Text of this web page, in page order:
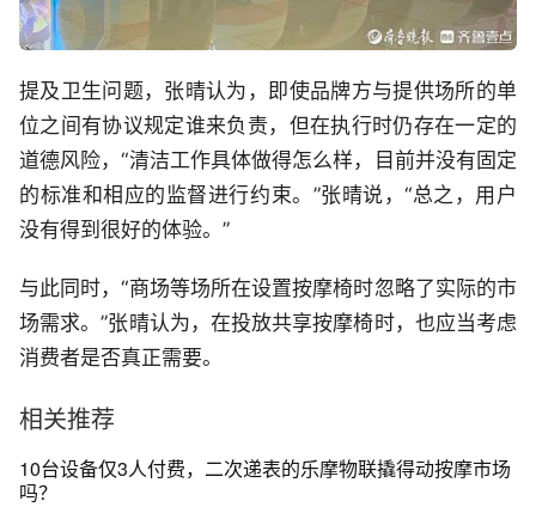
提及卫生问题，张晴认为，即使品牌方与提供场所的单
位之间有协议规定谁来负责，但在执行时仍存在一定的
道德风险，“清洁工作具体做得怎么样，目前并没有固定
的标准和相应的监督进行约束。”张晴说，“总之，用户
没有得到很好的体验。”
与此同时，“商场等场所在设置按摩椅时忽略了实际的市
场需求。”张晴认为，在投放共享按摩椅时，也应当考虑
消费者是否真正需要。
相关推荐
10台设备仅3人付费，二次递表的乐摩物联撬得动按摩市场
吗？